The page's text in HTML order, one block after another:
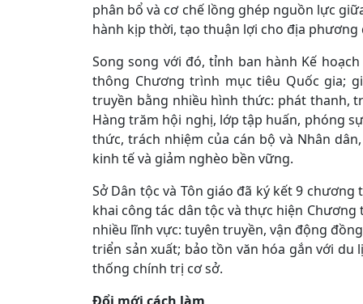
phân bổ và cơ chế lồng ghép nguồn lực
hành kịp thời, tạo thuận lợi cho địa
Song song với đó, tỉnh ban hành Kế
thông Chương trình mục tiêu Quốc gia;
truyền bằng nhiều hình thức: phát thanh,
Hàng trăm hội nghị, lớp tập huấn, phóng
thức, trách nhiệm của cán bộ và Nhân
kinh tế và giảm nghèo bền vững.
Sở Dân tộc và Tôn giáo đã ký kết 9
khai công tác dân tộc và thực hiện
nhiều lĩnh vực: tuyên truyền, vận động
triển sản xuất; bảo tồn văn hóa gắn với du
thống chính trị cơ sở.